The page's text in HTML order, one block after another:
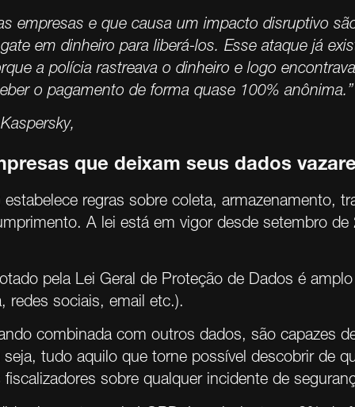
empresas e que causa um impacto disruptivo
em dinheiro para liberá-los. Esse ataque já
a polícia rastreava o dinheiro e logo
o pagamento de forma quase 100% anônima.”
que deixam seus dados
estabelece regras sobre coleta, armazenamento,
A lei está em vigor desde setembro
pela Lei Geral de Proteção de Dados é
redes sociais, email etc.).
combinada com outros dados, são capazes
tudo aquilo que torne possível descobrir de
sobre qualquer incidente de